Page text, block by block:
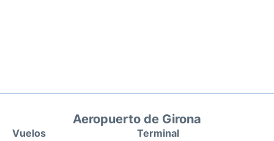
Aeropuerto de Girona
Vuelos Terminal